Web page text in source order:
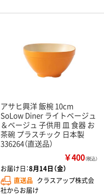
アサヒ興洋 飯椀 10cm
SoLow Diner ライトベージュ
＆ベージュ 子供用 皿 食器 お
茶碗 プラスチック 日本製
336264（直送品）
￥400（税込）
お届け日：8月14日（金）
直送品 クラスアップ株式会
社からお届け